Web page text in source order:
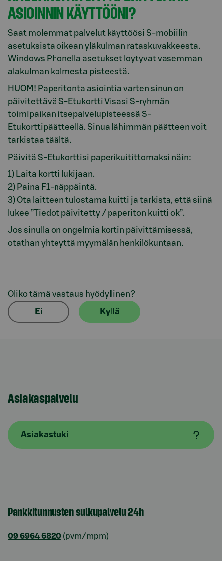
ASIOINNIN KÄYTTÖÖNI?
Saat molemmat palvelut käyttöösi S-mobiilin
asetuksista oikean yläkulman rataskuvakkeesta.
Windows Phonella asetukset löytyvät vasemman
alakulman kolmesta pisteestä.
HUOM! Paperitonta asiointia varten sinun on
päivitettävä S-Etukortti Visasi S-ryhmän
toimipaikan itsepalvelupisteessä S-
Etukorttipäätteellä. Sinua lähimmän päätteen voit
tarkistaa täältä.
Päivitä S-Etukorttisi paperikuitittomaksi näin:
1) Laita kortti lukijaan.
2) Paina F1-näppäintä.
3) Ota laitteen tulostama kuitti ja tarkista, että siinä
lukee ”Tiedot päivitetty / paperiton kuitti ok”.
Jos sinulla on ongelmia kortin päivittämisessä,
otathan yhteyttä myymälän henkilökuntaan.
Oliko tämä vastaus hyödyllinen?
Ei Kyllä
Asiakaspalvelu
Asiakastuki
Pankkitunnusten sulkupalvelu 24h
09 6964 6820 (pvm/mpm)